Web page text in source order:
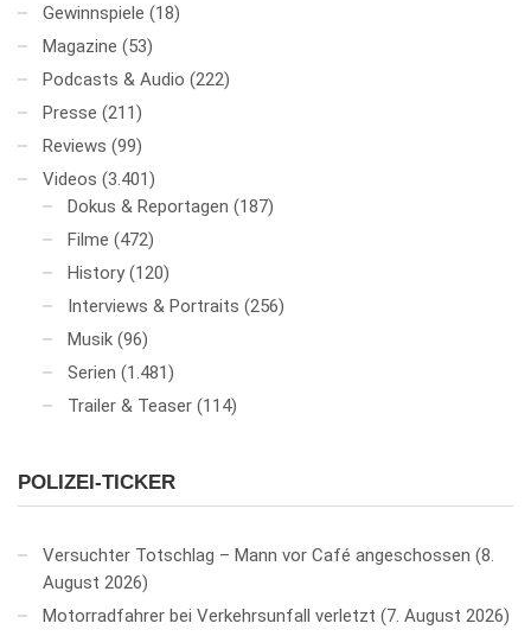
Gewinnspiele (18)
Magazine (53)
Podcasts & Audio (222)
Presse (211)
Reviews (99)
Videos (3.401)
Dokus & Reportagen (187)
Filme (472)
History (120)
Interviews & Portraits (256)
Musik (96)
Serien (1.481)
Trailer & Teaser (114)
POLIZEI-TICKER
Versuchter Totschlag – Mann vor Café angeschossen 8.
August 2026
Motorradfahrer bei Verkehrsunfall verletzt
7. August 2026